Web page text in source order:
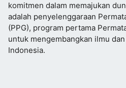
komitmen dalam memajukan
adalah penyelenggaraan
(PPG), program pertama
untuk mengembangkan ilmu
Indonesia.